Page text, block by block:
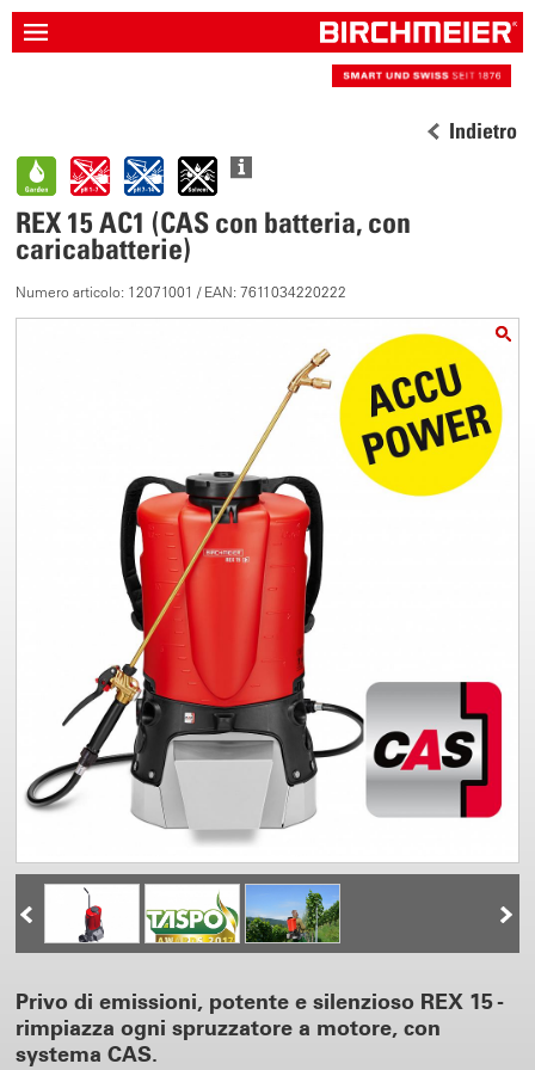
Indietro
REX 15 AC1 (CAS con batteria, con
caricabatterie)
Numero articolo: 12071001 / EAN: 7611034220222
Privo di emissioni, potente e silenzioso REX 15 -
rimpiazza ogni spruzzatore a motore, con
systema CAS.